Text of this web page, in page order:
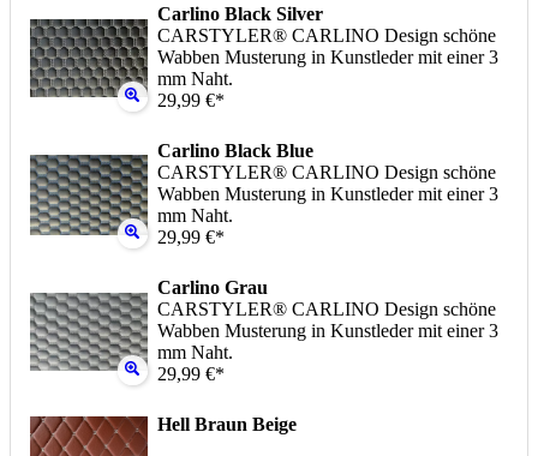
Carlino Black Silver
CARSTYLER® CARLINO Design schöne
Wabben Musterung in Kunstleder mit einer 3
mm Naht.
29,99 €*
Carlino Black Blue
CARSTYLER® CARLINO Design schöne
Wabben Musterung in Kunstleder mit einer 3
mm Naht.
29,99 €*
Carlino Grau
CARSTYLER® CARLINO Design schöne
Wabben Musterung in Kunstleder mit einer 3
mm Naht.
29,99 €*
Hell Braun Beige